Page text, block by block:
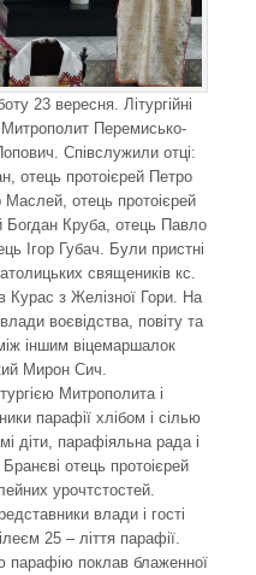
23 вересня. Літургійні
Перемисько-
Співслужили отці:
отець протоієрей Петро
Маслей, отець протоієрей
Богдан Круба, отець Павло
Ігор Губач. Були пристні
священиків кс.
Курас з Желізної Гори. На
воєвідства, повіту та
іншим віцемаршалок
Мирон Сич.
Митрополита і
парафії хлібом і сілью
діти, парафіяльна рада і
отець протоієрей
урочтстостей.
влади і гості
25 – ліття парафії.
парафію поклав блаженної